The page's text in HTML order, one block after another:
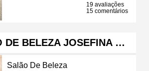
19 avaliações
15 comentários
DE BELEZA JOSEFINA …
Salão De Beleza